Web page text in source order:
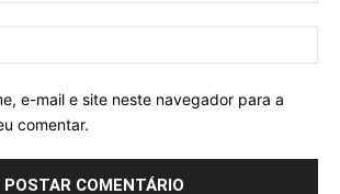
e-mail e site neste navegador para a
comentar.